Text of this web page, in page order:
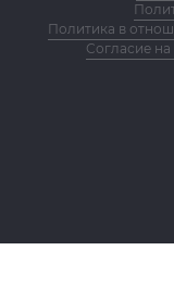
Политика в
Согласие